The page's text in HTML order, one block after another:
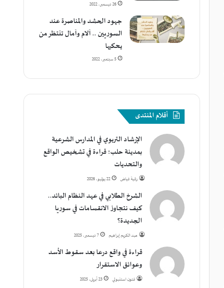
26 ديسمبر، 2022
جهود الحشد والمناصرة عند
السوريين .. آلام وآمال تنتظر من
يحكيها
5 سبتمبر، 2022
أقلام المنتدى
الإرشاد التربوي في المدارس الشرعية
بمدينة حلب؛ قراءة في تشخيص الواقع
والتحديات
رقية فياض 22 يوليو، 2026
الشرخ الطلابي في عهد النظام البائد..
كيف نتجاوز الانقسامات في سوريا
الجديدة؟
عبد الكريم إبراهيم 7 ديسمبر، 2025
قراءة في واقع درعا بعد سقوط الأسد
وعوائق الاستقرار
فتون استنبولي 23 أبريل، 2025